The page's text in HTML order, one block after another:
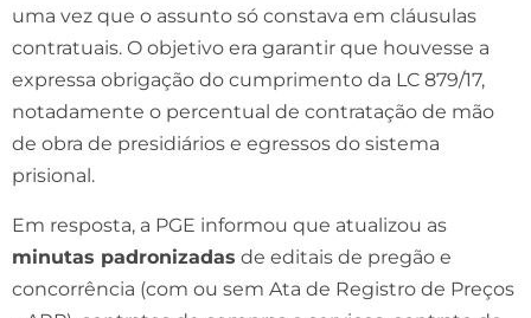
uma vez que o assunto só constava em cláusulas
contratuais. O objetivo era garantir que houvesse a
expressa obrigação do cumprimento da LC 879/17,
notadamente o percentual de contratação de mão
de obra de presidiários e egressos do sistema
prisional.
Em resposta, a PGE informou que atualizou as
minutas padronizadas de editais de pregão e
concorrência (com ou sem Ata de Registro de Preços